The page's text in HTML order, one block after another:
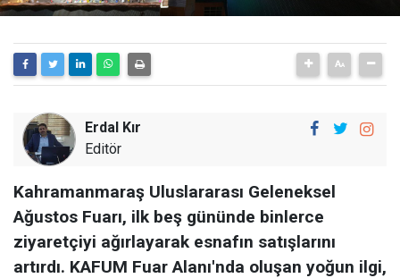
Erdal Kır
Editör
Kahramanmaraş Uluslararası Geleneksel
Ağustos Fuarı, ilk beş gününde binlerce
ziyaretçiyi ağırlayarak esnafın satışlarını
artırdı. KAFUM Fuar Alanı'nda oluşan yoğun ilgi,